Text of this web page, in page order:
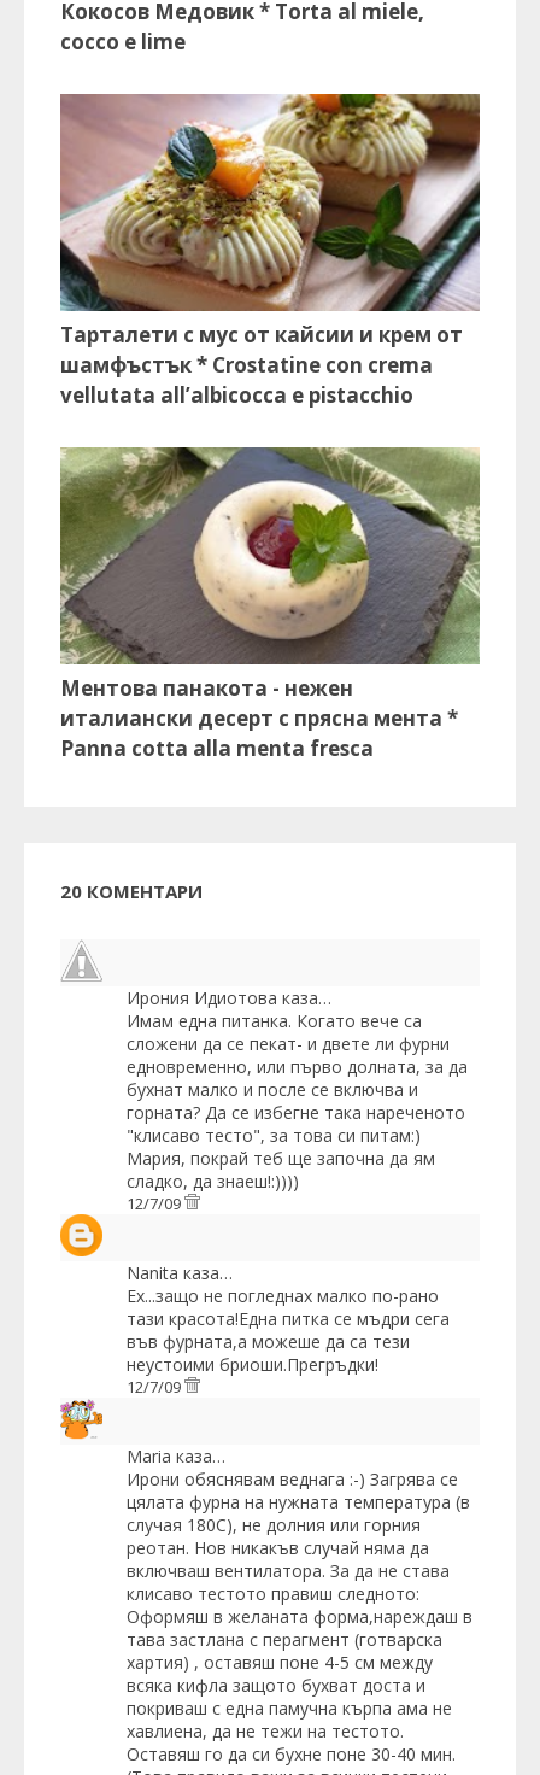
Кокосов Медовик * Torta al miele,
cocco e lime
Тарталети с мус от кайсии и крем от
шамфъстък * Crostatine con crema
vellutata all’albicocca e pistacchio
Ментова панакота - нежен
италиански десерт с прясна мента *
Panna cotta alla menta fresca
20 КОМЕНТАРИ
Ирония Идиотова каза…
Имам една питанка. Когато вече са
сложени да се пекат- и двете ли фурни
едновременно, или първо долната, за да
бухнат малко и после се включва и
горната? Да се избегне така нареченото
"клисаво тесто", за това си питам:)
Мария, покрай теб ще започна да ям
сладко, да знаеш!:))))
12/7/09
Nanita каза…
Ех...защо не погледнах малко по-рано
тази красота!Една питка се мъдри сега
във фурната,а можеше да са тези
неустоими бриоши.Прегръдки!
12/7/09
Maria каза…
Ирони обяснявам веднага :-) Загрява се
цялата фурна на нужната температура (в
случая 180С), не долния или горния
реотан. Нов никакъв случай няма да
включваш вентилатора. За да не става
клисаво тестото правиш следното:
Оформяш в желаната форма,нареждаш в
тава застлана с перагмент (готварска
хартия) , оставяш поне 4-5 см между
всяка кифла защото бухват доста и
покриваш с една памучна кърпа ама не
хавлиена, да не тежи на тестото.
Оставяш го да си бухне поне 30-40 мин.